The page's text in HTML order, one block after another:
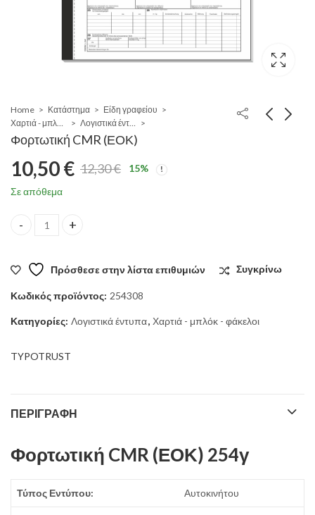
Home Κατάστημα
Είδη γραφείου
Χαρτιά - μπλόκ - φάκελοι
Λογιστικά έντυπα
Φορτωτική CMR (ΕΟΚ)
12,30€
Original
12,30 €.
10,50€
Η
είναι:
10,50 €.
15%
Σε απόθεμα
Φορτωτική CMR (ΕΟΚ) quantity
Πρόσθεσε στην λίστα επιθυμιών Συγκρίνω
Κωδικός προϊόντος: 254308
Κατηγορίες: Λογιστικά έντυπα, Χαρτιά - μπλόκ - φάκελοι
TYPOTRUST
ΠΕΡΙΓΡΑΦΉ
Φορτωτική CMR (ΕΟΚ) 254γ
Τύπος Εντύπου: Αυτοκινήτου